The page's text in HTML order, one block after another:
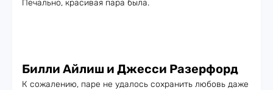
Печально, красивая пара была.
Билли Айлиш и Джесси Разерфорд
К сожалению, паре не удалось сохранить любовь даже